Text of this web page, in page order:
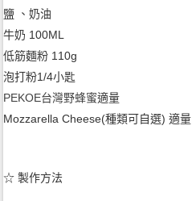
鹽 、奶油
牛奶 100ML
低筋麵粉 110g
泡打粉1/4小匙
PEKOE台灣野蜂蜜適量
Mozzarella Cheese(種類可自選) 適量
☆ 製作方法